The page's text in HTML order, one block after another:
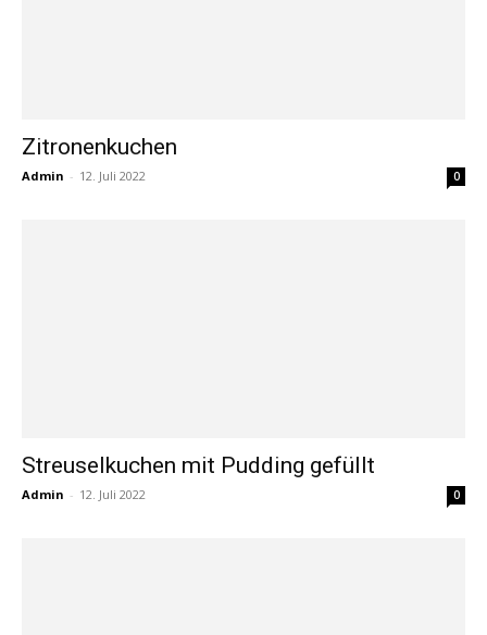
Zitronenkuchen
Admin - 12. Juli 2022 0
Streuselkuchen mit Pudding gefüllt
Admin - 12. Juli 2022 0